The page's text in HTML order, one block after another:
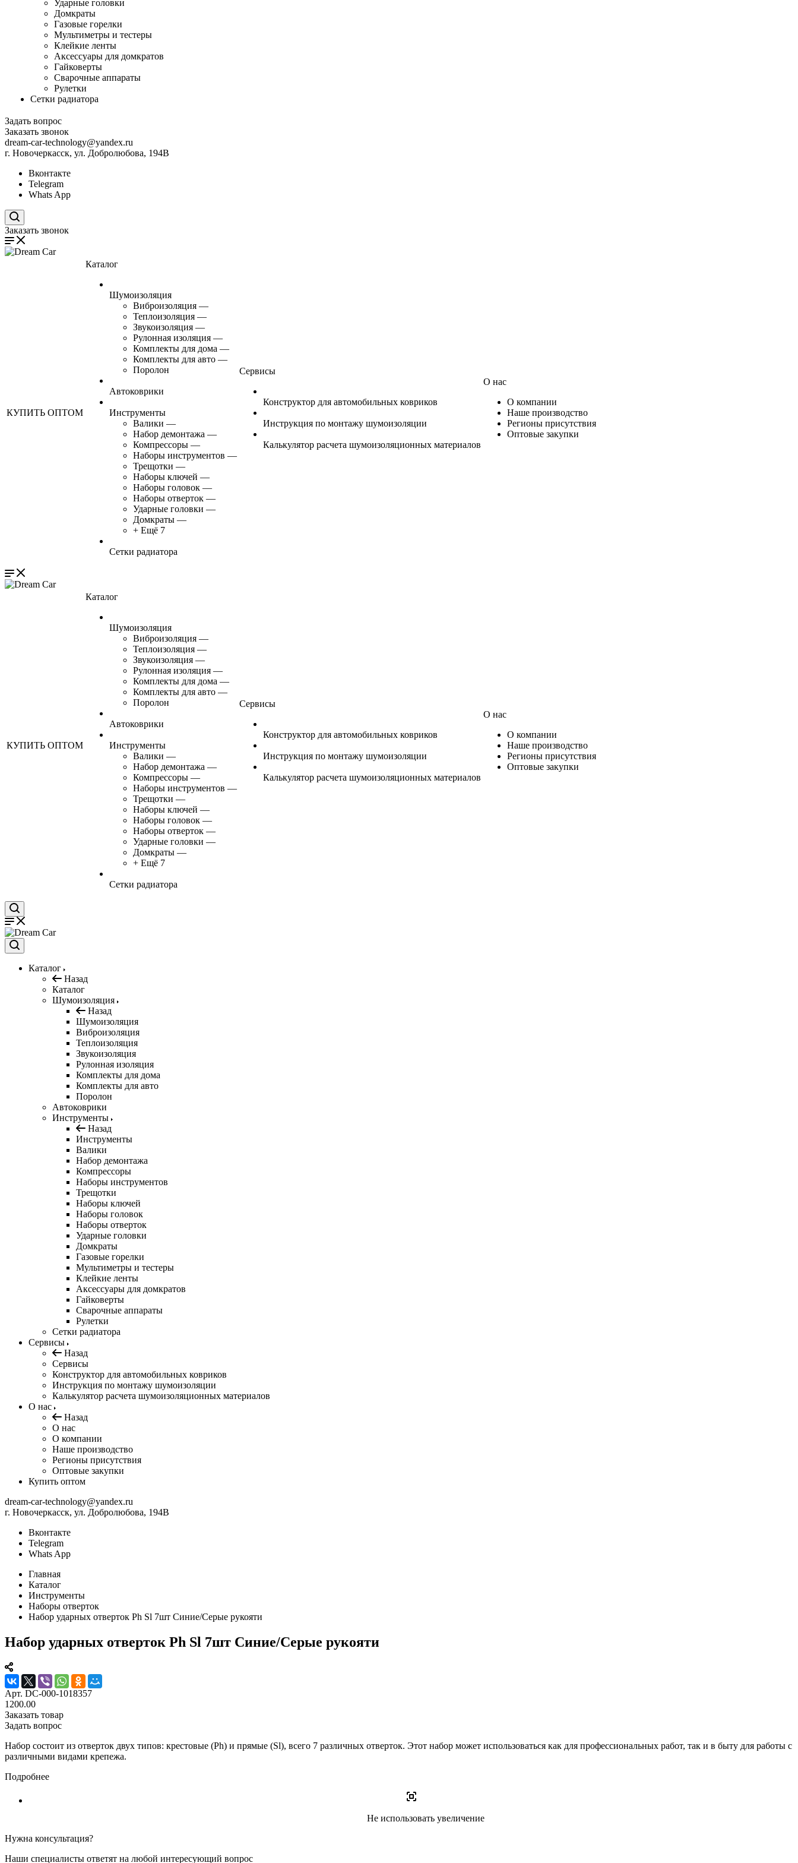
Ударные головки
Домкраты
Газовые горелки
Мультиметры и тестеры
Клейкие ленты
Аксессуары для домкратов
Гайковерты
Сварочные аппараты
Рулетки
Сетки радиатора
Задать вопрос
Заказать звонок
dream-car-technology@yandex.ru
г. Новочеркасск, ул. Добролюбова, 194В
Вконтакте
Telegram
Whats App
Заказать звонок
КУПИТЬ ОПТОМ
Каталог
Шумоизоляция
Виброизоляция —
Теплоизоляция —
Звукоизоляция —
Рулонная изоляция —
Комплекты для дома —
Комплекты для авто —
Поролон
Автоковрики
Инструменты
Валики —
Набор демонтажа —
Компрессоры —
Наборы инструментов —
Трещотки —
Наборы ключей —
Наборы головок —
Наборы отверток —
Ударные головки —
Домкраты —
+ Ещё 7
Сетки радиатора
Сервисы
Конструктор для автомобильных ковриков
Инструкция по монтажу шумоизоляции
Калькулятор расчета шумоизоляционных материалов
О нас
О компании
Наше производство
Регионы присутствия
Оптовые закупки
КУПИТЬ ОПТОМ
Каталог
Шумоизоляция
Виброизоляция —
Теплоизоляция —
Звукоизоляция —
Рулонная изоляция —
Комплекты для дома —
Комплекты для авто —
Поролон
Автоковрики
Инструменты
Валики —
Набор демонтажа —
Компрессоры —
Наборы инструментов —
Трещотки —
Наборы ключей —
Наборы головок —
Наборы отверток —
Ударные головки —
Домкраты —
+ Ещё 7
Сетки радиатора
Сервисы
Конструктор для автомобильных ковриков
Инструкция по монтажу шумоизоляции
Калькулятор расчета шумоизоляционных материалов
О нас
О компании
Наше производство
Регионы присутствия
Оптовые закупки
Каталог
Назад
Каталог
Шумоизоляция
Назад
Шумоизоляция
Виброизоляция
Теплоизоляция
Звукоизоляция
Рулонная изоляция
Комплекты для дома
Комплекты для авто
Поролон
Автоковрики
Инструменты
Назад
Инструменты
Валики
Набор демонтажа
Компрессоры
Наборы инструментов
Трещотки
Наборы ключей
Наборы головок
Наборы отверток
Ударные головки
Домкраты
Газовые горелки
Мультиметры и тестеры
Клейкие ленты
Аксессуары для домкратов
Гайковерты
Сварочные аппараты
Рулетки
Сетки радиатора
Сервисы
Назад
Сервисы
Конструктор для автомобильных ковриков
Инструкция по монтажу шумоизоляции
Калькулятор расчета шумоизоляционных материалов
О нас
Назад
О нас
О компании
Наше производство
Регионы присутствия
Оптовые закупки
Купить оптом
dream-car-technology@yandex.ru
г. Новочеркасск, ул. Добролюбова, 194В
Вконтакте
Telegram
Whats App
Главная
Каталог
Инструменты
Наборы отверток
Набор ударных отверток Ph Sl 7шт Синие/Серые рукояти
Набор ударных отверток Ph Sl 7шт Синие/Серые рукояти
Арт. DC-000-1018357
1200.00
Заказать товар
Задать вопрос
Набор состоит из отверток двух типов: крестовые (Ph) и прямые (Sl), всего 7 различных отверток. Этот набор может использоваться как для профессиональных работ, так и в быту для работы с
различными видами крепежа.
Подробнее
Не использовать увеличение
Нужна консультация?
Наши специалисты ответят на любой интересующий вопрос